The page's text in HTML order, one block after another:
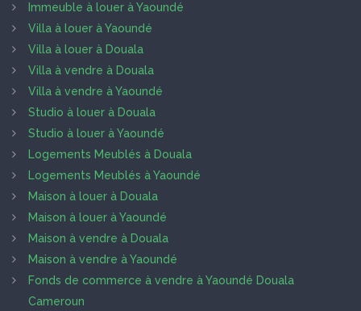
Immeuble à louer à Yaoundé
Villa à louer à Yaoundé
Villa à louer à Douala
Villa à vendre à Douala
Villa à vendre à Yaoundé
Studio à louer à Douala
Studio à louer à Yaoundé
Logements Meublés à Douala
Logements Meublés à Yaoundé
Maison à louer à Douala
Maison à louer à Yaoundé
Maison à vendre à Douala
Maison à vendre à Yaoundé
Fonds de commerce à vendre à Yaoundé Douala
Cameroun